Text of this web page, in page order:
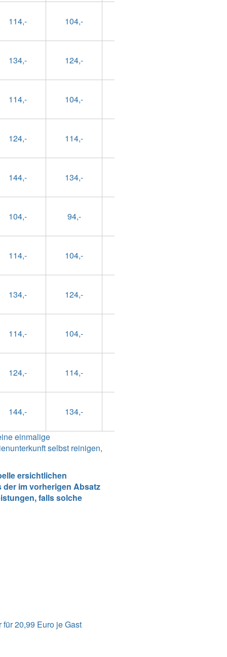
114,- 104,-
134,- 124,-
114,- 104,-
124,- 114,-
144,- 134,-
104,- 94,-
114,- 104,-
134,- 124,-
114,- 104,-
124,- 114,-
144,- 134,-
einmalige
selbst reinigen,
ersichtlichen
im vorherigen Absatz
falls solche
20,99 Euro je Gast